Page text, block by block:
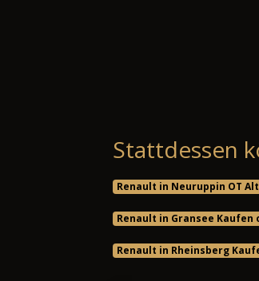
Stattdessen
Renault in Neuruppin OT
Renault in Gransee Kaufen
Renault in Rheinsberg